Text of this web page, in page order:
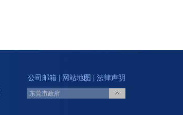
公司邮箱 网站地图 法律声明